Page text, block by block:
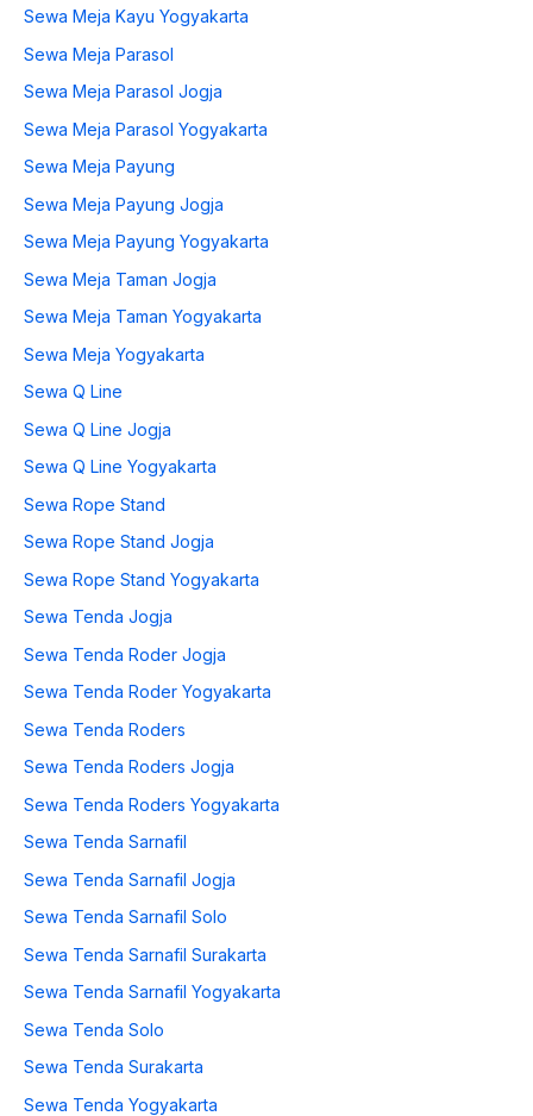
Sewa Meja Kayu Yogyakarta
Sewa Meja Parasol
Sewa Meja Parasol Jogja
Sewa Meja Parasol Yogyakarta
Sewa Meja Payung
Sewa Meja Payung Jogja
Sewa Meja Payung Yogyakarta
Sewa Meja Taman Jogja
Sewa Meja Taman Yogyakarta
Sewa Meja Yogyakarta
Sewa Q Line
Sewa Q Line Jogja
Sewa Q Line Yogyakarta
Sewa Rope Stand
Sewa Rope Stand Jogja
Sewa Rope Stand Yogyakarta
Sewa Tenda Jogja
Sewa Tenda Roder Jogja
Sewa Tenda Roder Yogyakarta
Sewa Tenda Roders
Sewa Tenda Roders Jogja
Sewa Tenda Roders Yogyakarta
Sewa Tenda Sarnafil
Sewa Tenda Sarnafil Jogja
Sewa Tenda Sarnafil Solo
Sewa Tenda Sarnafil Surakarta
Sewa Tenda Sarnafil Yogyakarta
Sewa Tenda Solo
Sewa Tenda Surakarta
Sewa Tenda Yogyakarta